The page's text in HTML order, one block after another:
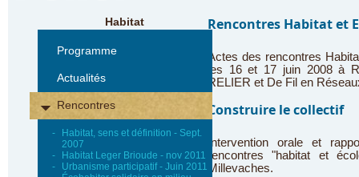
Habitat
Programme
Actualités
Rencontres
-
Habitat, sens et définition - Sept.
2007
-
Habitat Leger Brioude - nov 2011
-
Urbanisme participatif - Juin 2011
Rencontres Habitat et
Actes des rencontres
les 16 et 17 juin 2008 à
RELIER et De Fil en
Construire le collectif
Intervention orale et
rencontres "habitat et
Millevaches.